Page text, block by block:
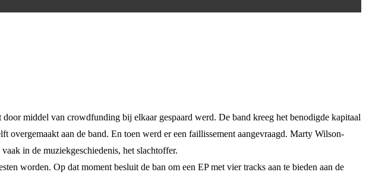
middel van crowdfunding bij elkaar gespaard werd. De band kreeg het benodigde kapitaal
overgemaakt aan de band. En toen werd er een faillissement aangevraagd. Marty Wilson-
in de muziekgeschiedenis, het slachtoffer.
worden. Op dat moment besluit de ban om een EP met vier tracks aan te bieden aan de